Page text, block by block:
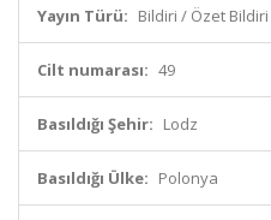
Yayın Türü: Bildiri / Özet Bildiri
Cilt numarası: 49
Basıldığı Şehir: Lodz
Basıldığı Ülke: Polonya